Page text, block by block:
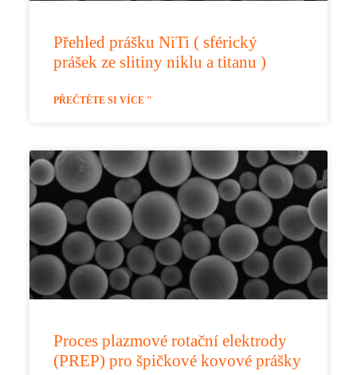
Přehled prášku NiTi ( sférický
prášek ze slitiny niklu a titanu )
PŘEČTĚTE SI VÍCE "
Proces plazmové rotační elektrody
(PREP) pro špičkové kovové prášky